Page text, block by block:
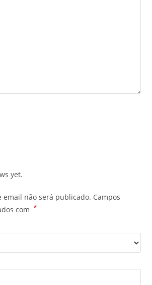
yet.
email não será publicado. Campos
com *